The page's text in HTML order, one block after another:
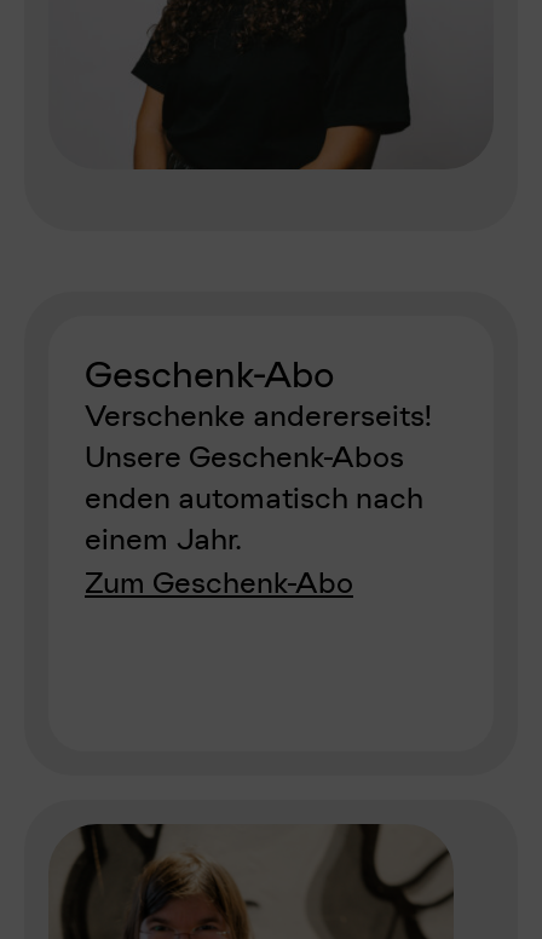
Geschenk-Abo
Verschenke andererseits!
Unsere Geschenk-Abos
enden automatisch nach
einem Jahr.
Zum Geschenk-Abo